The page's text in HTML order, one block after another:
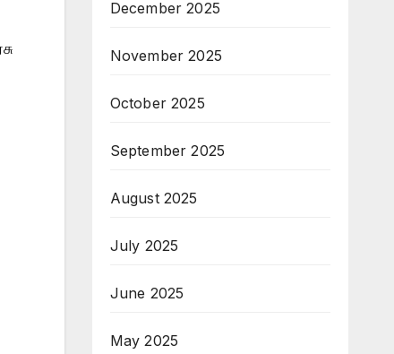
December 2025
November 2025
October 2025
September 2025
August 2025
July 2025
June 2025
May 2025